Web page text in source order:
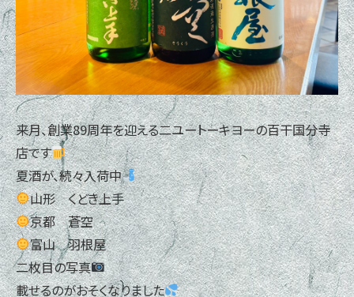
来月、創業89周年を迎える二ユートーキヨーの百干国分寺
店です
夏酒が、続々入荷中
山形 くどき上手
京都 蒼空
富山 羽根屋
二枚目の写真
載せるのがおそくなりました